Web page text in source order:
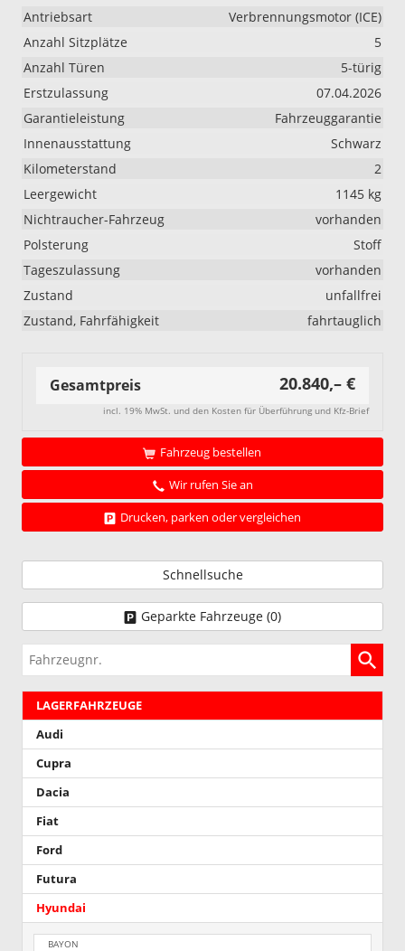
Antriebsart
Verbrennungsmotor (ICE)
Anzahl Sitzplätze
5
Anzahl Türen
5-türig
Erstzulassung
07.04.2026
Garantieleistung
Fahrzeuggarantie
Innenausstattung
Schwarz
Kilometerstand
2
Leergewicht
1145 kg
Nichtraucher-Fahrzeug
vorhanden
Polsterung
Stoff
Tageszulassung
vorhanden
Zustand
unfallfrei
Zustand, Fahrfähigkeit
fahrtauglich
Gesamtpreis 20.840,– €
incl. 19% MwSt. und den Kosten für Überführung und Kfz-Brief
Fahrzeug bestellen
Wir rufen Sie an
Drucken, parken oder vergleichen
Schnellsuche
Geparkte Fahrzeuge (0)
Fahrzeugnr.
LAGERFAHRZEUGE
Audi
Cupra
Dacia
Fiat
Ford
Futura
Hyundai
BAYON